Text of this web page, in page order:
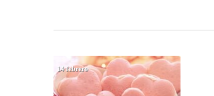
14 febrero